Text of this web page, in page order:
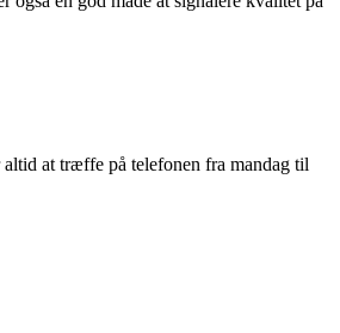
at træffe på telefonen fra mandag til